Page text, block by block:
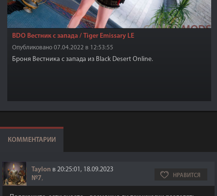
BDO Вестник с запада / Tiger Emissary LE
Опубликовано 07.04.2022 в 12:53:55
Броня Вестника с запада из Black Desert Online.
КОММЕНТАРИИ
Taylon в 20:25:01, 18.09.2023
№7, НРАВИТСЯ